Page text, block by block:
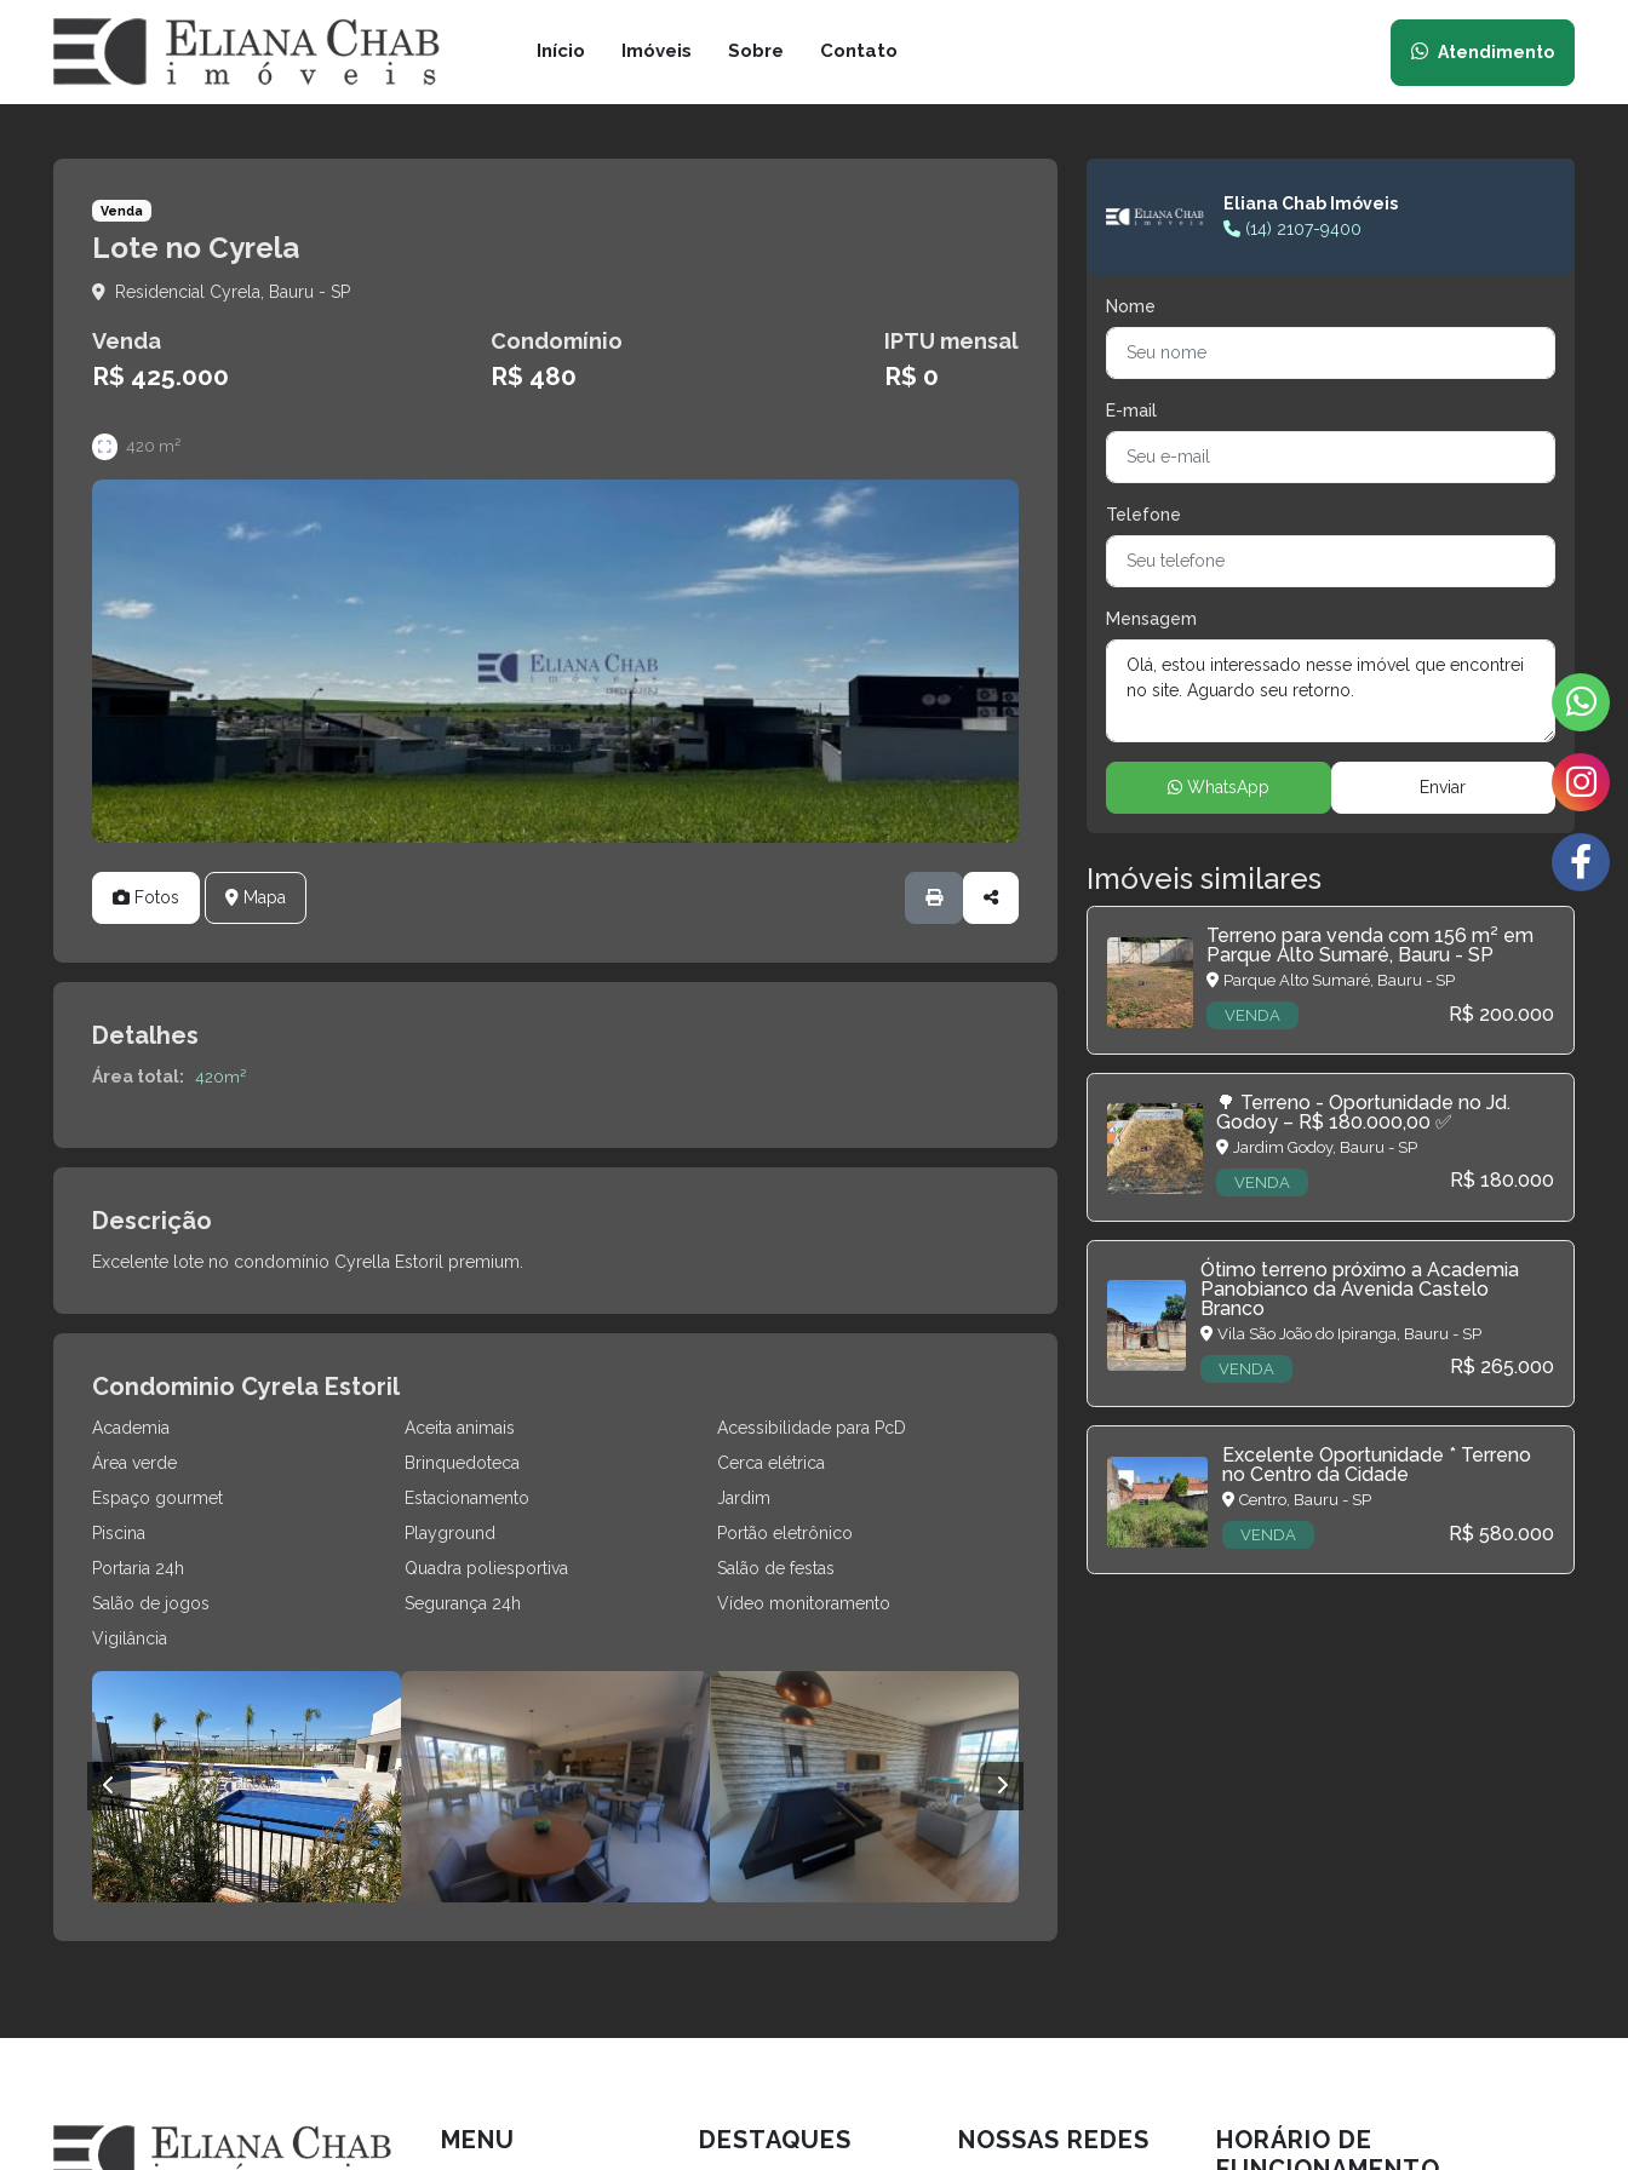
Início Imóveis Sobre Contato Atendimento
Venda
Lote no Cyrela
Residencial Cyrela, Bauru - SP
Venda
R$ 425.000
Condomínio
R$ 480
IPTU mensal
R$ 0
420 m²
Fotos Mapa
Detalhes
Área total: 420m²
Descrição
Excelente lote no condomínio Cyrella Estoril premium.
Condominio Cyrela Estoril
Academia Aceita animais
Acessibilidade para PcD
Área verde
Brinquedoteca
Cerca elétrica
Espaço gourmet
Estacionamento
Jardim
Piscina
Playground
Portão eletrônico
Portaria 24h
Quadra poliesportiva
Salão de festas
Salão de jogos
Segurança 24h
Vídeo monitoramento
Vigilância
Eliana Chab Imóveis
(14) 2107-9400
Nome
E-mail
Telefone
Mensagem
Enviar
WhatsApp
Imóveis similares
Terreno para venda com 156 m² em
Parque Alto Sumaré, Bauru - SP
Parque Alto Sumaré, Bauru - SP
VENDA
R$ 200.000
🌳 Terreno - Oportunidade no Jd.
Godoy – R$ 180.000,00 ✅
Jardim Godoy, Bauru - SP
VENDA
R$ 180.000
Ótimo terreno próximo a Academia
Panobianco da Avenida Castelo
Branco
Vila São João do Ipiranga, Bauru - SP
VENDA
R$ 265.000
Excelente Oportunidade * Terreno
no Centro da Cidade
Centro, Bauru - SP
VENDA
R$ 580.000
MENU DESTAQUES NOSSAS REDES
HORÁRIO DE